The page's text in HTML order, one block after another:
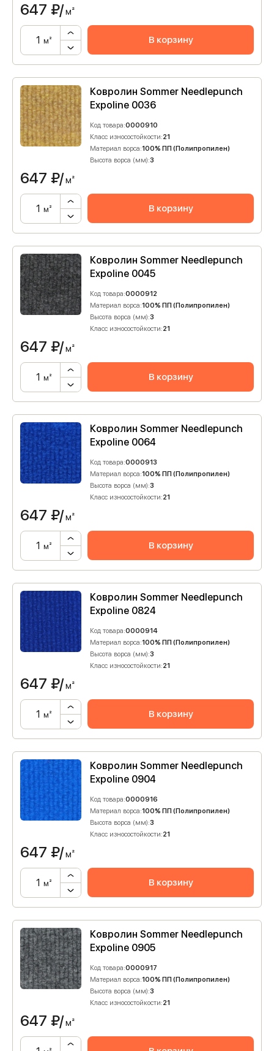
647 ₽/м²
м² В корзину
Ковролин Sommer Needlepunch
Expoline 0036
Код товара:0000910
Класс износостойкости:21
Материал ворса:100% ПП (Полипропилен)
Высота ворса (мм):3
647 ₽/м²
м² В корзину
Ковролин Sommer Needlepunch
Expoline 0045
Код товара:0000912
Материал ворса:100% ПП (Полипропилен)
Высота ворса (мм):3
Класс износостойкости:21
647 ₽/м²
м² В корзину
Ковролин Sommer Needlepunch
Expoline 0064
Код товара:0000913
Материал ворса:100% ПП (Полипропилен)
Высота ворса (мм):3
Класс износостойкости:21
647 ₽/м²
м² В корзину
Ковролин Sommer Needlepunch
Expoline 0824
Код товара:0000914
Материал ворса:100% ПП (Полипропилен)
Высота ворса (мм):3
Класс износостойкости:21
647 ₽/м²
м² В корзину
Ковролин Sommer Needlepunch
Expoline 0904
Код товара:0000916
Материал ворса:100% ПП (Полипропилен)
Высота ворса (мм):3
Класс износостойкости:21
647 ₽/м²
м² В корзину
Ковролин Sommer Needlepunch
Expoline 0905
Код товара:0000917
Материал ворса:100% ПП (Полипропилен)
Высота ворса (мм):3
Класс износостойкости:21
647 ₽/м²